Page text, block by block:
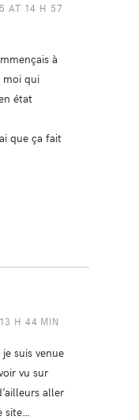
AT 14 H 57
à
moi qui
état
que ça fait
H 44 MIN
suis venue
vu sur
aller